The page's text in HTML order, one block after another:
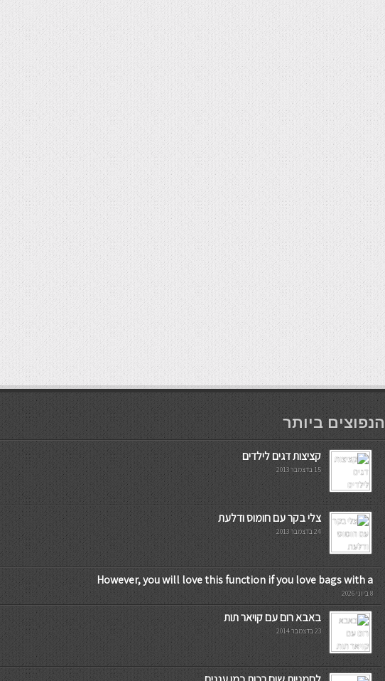
мостбет кг
הנפוצים ביותר
קציצות דגים לילדים
15 בדצמבר 2013
צלי בקר עם חומוס ודלעת
24 בדצמבר 2013
However, you will love this function if you love bags with a
8 ביוני 2026
באבא רום עם קויאר תות
23 בדצמבר 2014